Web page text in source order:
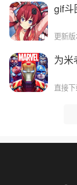
gif斗
更新
为米
直接